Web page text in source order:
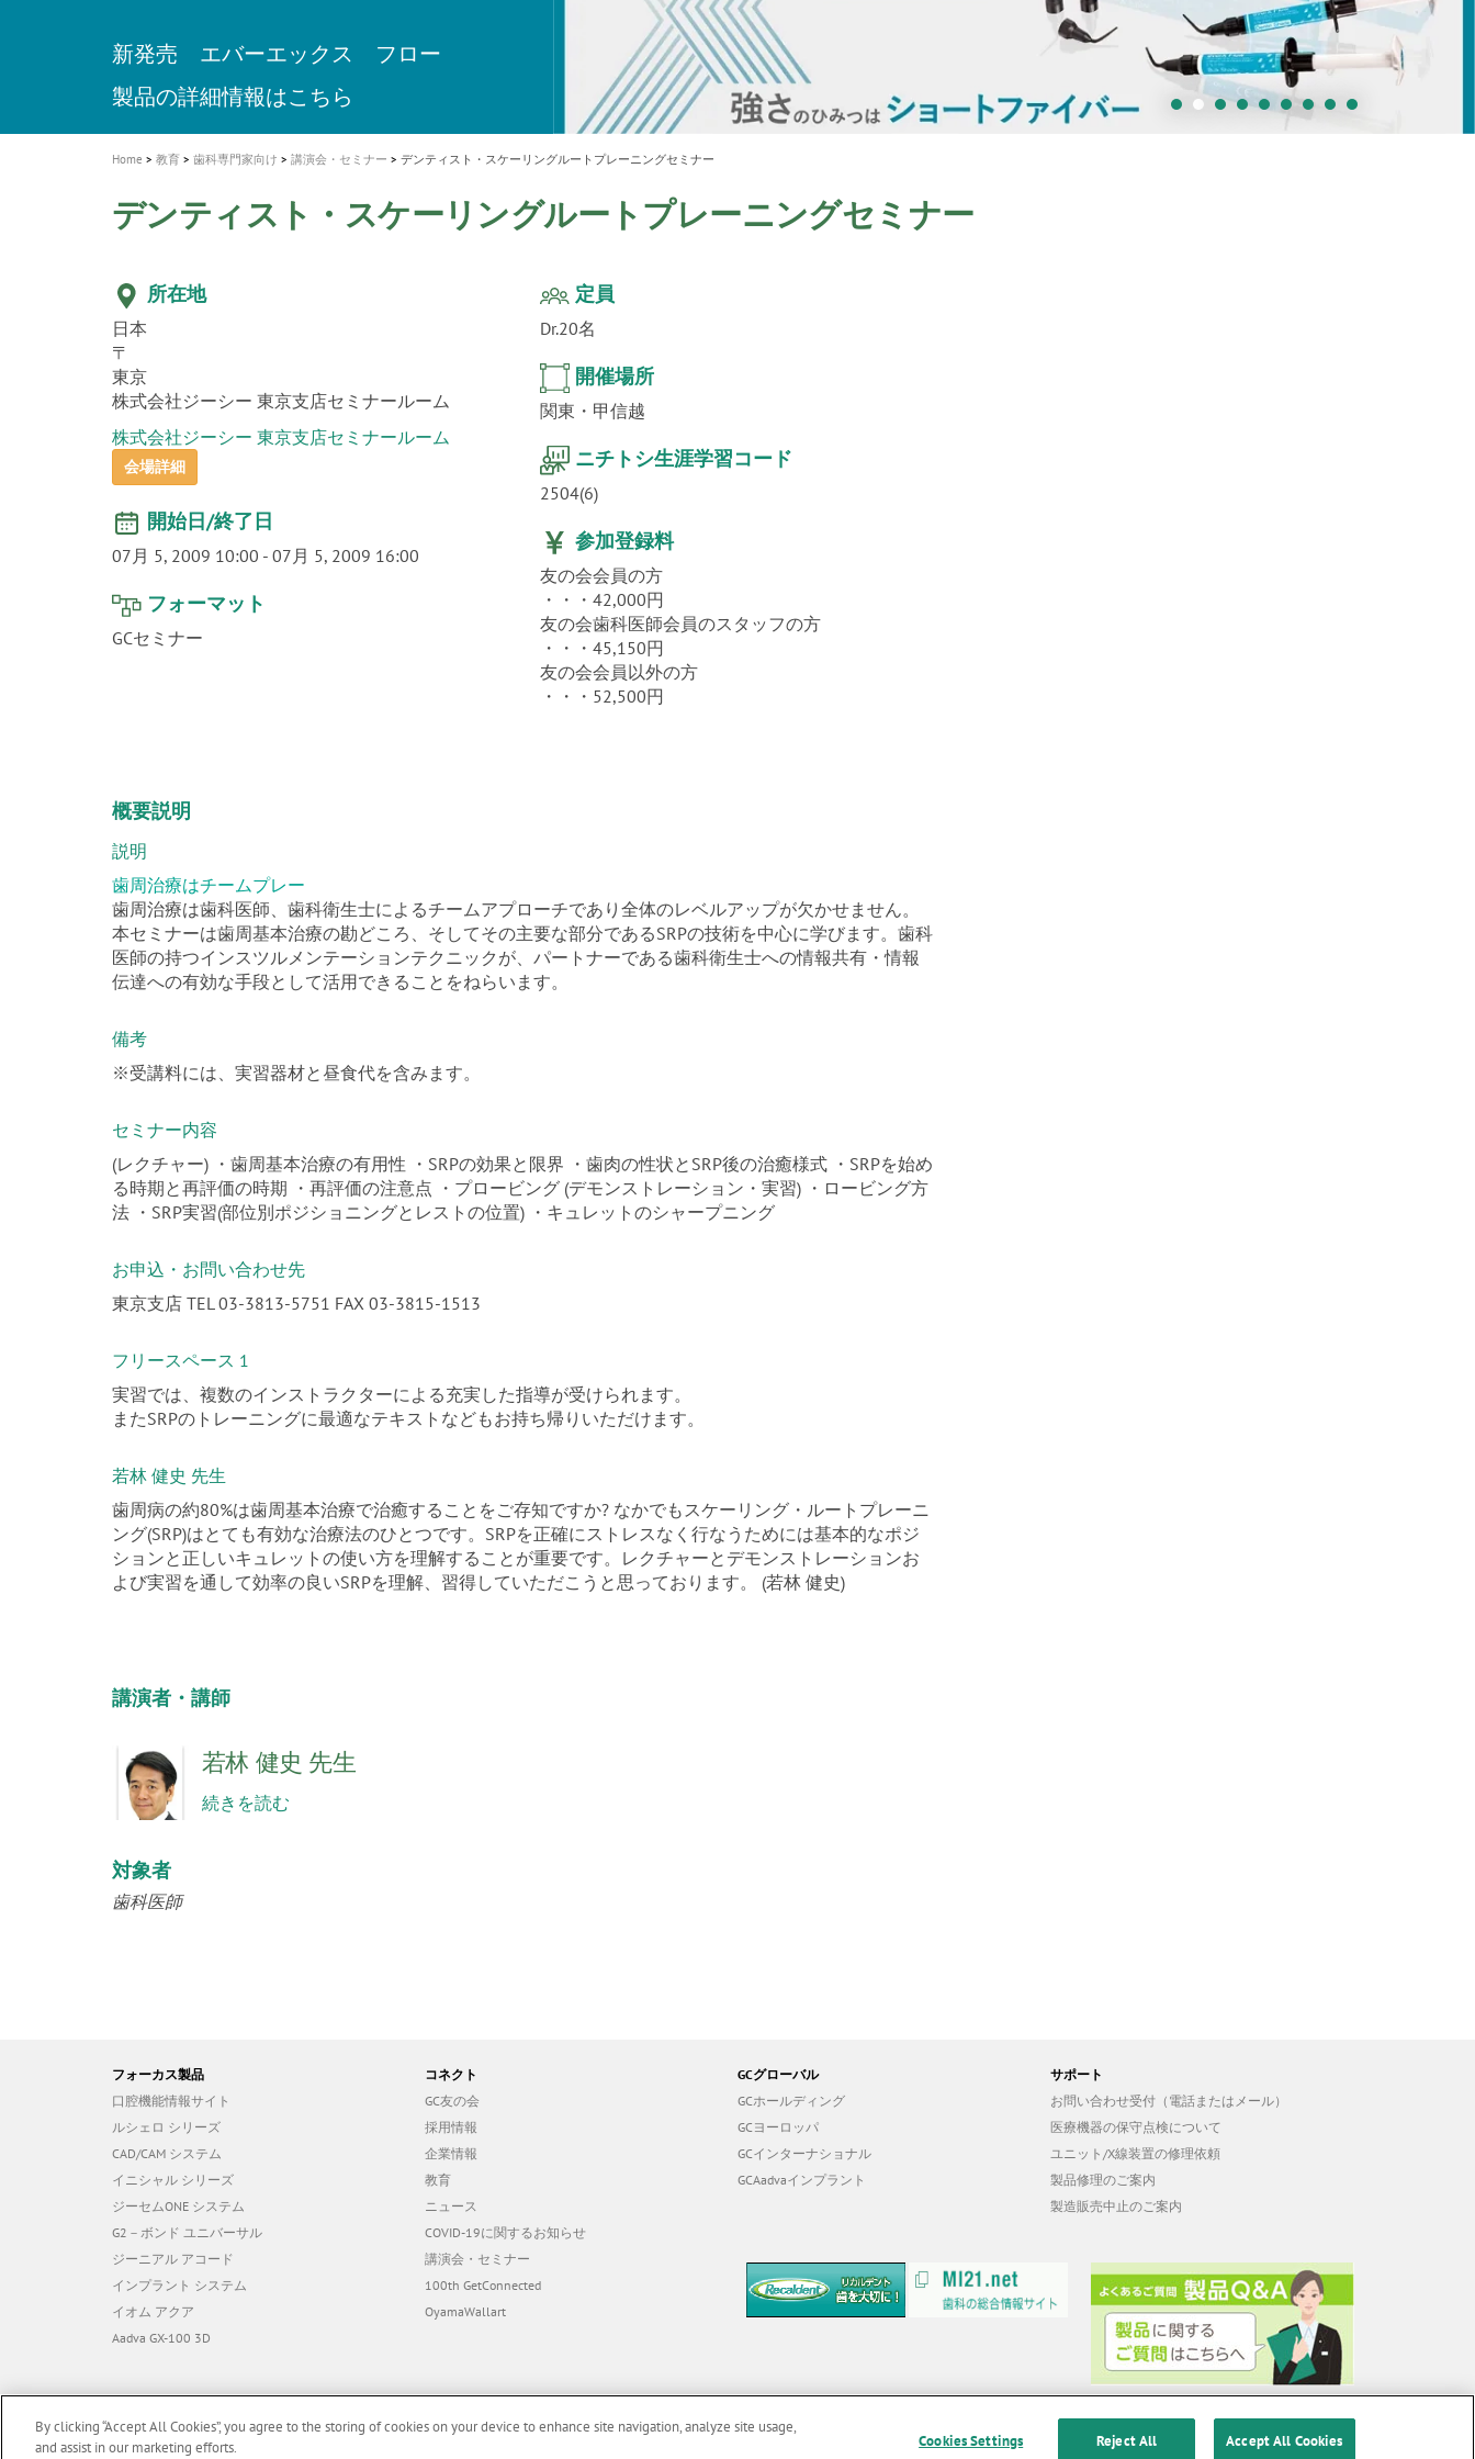
t
i
o
n
A healthy smile greatly contributes to your
quality of life
新発売 エバーエックス フロー
製品の詳細情報はこちら
「セラスマート テクノロジーブック」公
開
「イニシャル LiSi（リジ）ブロック テクノ
ロジーブック」公開
歯を内部まで白くする
医療ホワイトニング ティオン®
新製品 イオム ナゴミ for DH
専用サイトはこちら
新製品バキュクレーブ 118 / 318 Prime
製品の詳細情報はこちら
インプラント Aadva®
ショートインプラント新発売
GCグループ企業
Home 教育 歯科専門家向け 講演会・セミナー デンティスト・スケーリングルートプレーニングセミナー
デンティスト・スケーリングルートプレーニングセミナー
所在地
日本
〒
東京
株式会社ジーシー 東京支店セミナールーム
株式会社ジーシー 東京支店セミナールーム
会場詳細
開始日/終了日
07月 5, 2009 10:00 - 07月 5, 2009 16:00
フォーマット
GCセミナー
定員
Dr.20名
開催場所
関東・甲信越
ニチトシ生涯学習コード
2504(6)
参加登録料
友の会会員の方
・・・42,000円
友の会歯科医師会員のスタッフの方
・・・45,150円
友の会会員以外の方
・・・52,500円
概要説明
説明
歯周治療はチームプレー
歯周治療は歯科医師、歯科衛生士によるチームアプローチであり全体のレベルアップが欠かせません。
本セミナーは歯周基本治療の勘どころ、そしてその主要な部分であるSRPの技術を中心に学びます。歯科
医師の持つインスツルメンテーションテクニックが、パートナーである歯科衛生士への情報共有・情報
伝達への有効な手段として活用できることをねらいます。
備考
※受講料には、実習器材と昼食代を含みます。
セミナー内容
(レクチャー) ・歯周基本治療の有用性 ・SRPの効果と限界 ・歯肉の性状とSRP後の治癒様式 ・SRPを始め
る時期と再評価の時期 ・再評価の注意点 ・プロービング (デモンストレーション・実習) ・ロービング方
法 ・SRP実習(部位別ポジショニングとレストの位置) ・キュレットのシャープニング
お申込・お問い合わせ先
東京支店 TEL 03-3813-5751 FAX 03-3815-1513
フリースペース 1
実習では、複数のインストラクターによる充実した指導が受けられます。
またSRPのトレーニングに最適なテキストなどもお持ち帰りいただけます。
若林 健史 先生
歯周病の約80%は歯周基本治療で治癒することをご存知ですか? なかでもスケーリング・ルートプレーニ
ング(SRP)はとても有効な治療法のひとつです。SRPを正確にストレスなく行なうためには基本的なポジ
ションと正しいキュレットの使い方を理解することが重要です。レクチャーとデモンストレーションお
よび実習を通して効率の良いSRPを理解、習得していただこうと思っております。 (若林 健史)
講演者・講師
若林 健史 先生
続きを読む
対象者
歯科医師
フォーカス製品
口腔機能情報サイト
ルシェロ シリーズ
CAD/CAM システム
イニシャル シリーズ
ジーセムONE システム
G2－ボンド ユニバーサル
ジーニアル アコード
インプラント システム
イオム アクア
Aadva GX-100 3D
コネクト
GC友の会
採用情報
企業情報
教育
ニュース
COVID-19に関するお知らせ
講演会・セミナー
100th GetConnected
OyamaWallart
GCグローバル
GCホールディング
GCヨーロッパ
GCインターナショナル
GCAadvaインプラント
サポート
お問い合わせ受付（電話またはメール）
医療機器の保守点検について
ユニット/X線装置の修理依頼
製品修理のご案内
製造販売中止のご案内
By clicking “Accept All Cookies”, you agree to the storing of cookies on your device to enhance site navigation, analyze site usage,
and assist in our marketing efforts.
Cookies Settings Reject All Accept All Cookies